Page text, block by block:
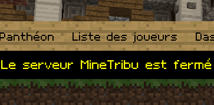
Panthéon Liste des joueurs
Le serveur MineTribu est